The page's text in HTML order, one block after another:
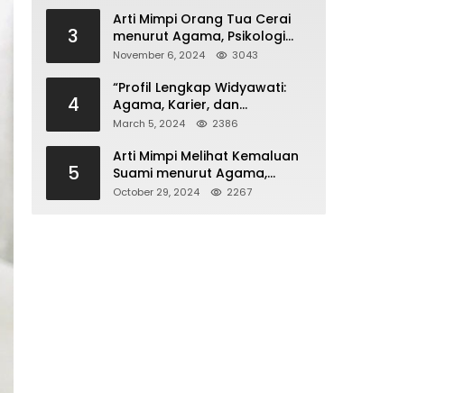
3
Arti Mimpi Orang Tua Cerai
menurut Agama, Psikologi
dan Primbon Jawa
November 6, 2024 3043
4
“Profil Lengkap Widyawati:
Agama, Karier, dan
Kehidupan Pribadi”
March 5, 2024 2386
5
Arti Mimpi Melihat Kemaluan
Suami menurut Agama,
Psikologi dan Primbon Jawa
October 29, 2024 2267